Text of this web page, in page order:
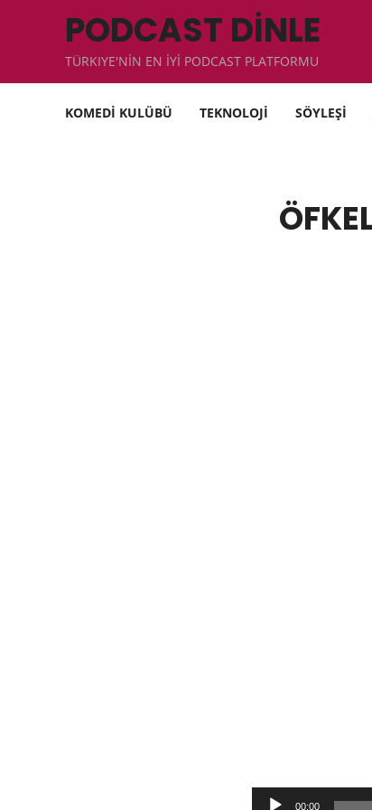
PODCAST DİNLE
TÜRKIYE'NİN EN İYİ PODCAST PLATFORMU
KOMEDİ KULÜBÜ TEKNOLOJİ SÖYLEŞİ
Audio
00:00